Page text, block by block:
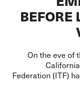
On the eve of
Federation (ITF)